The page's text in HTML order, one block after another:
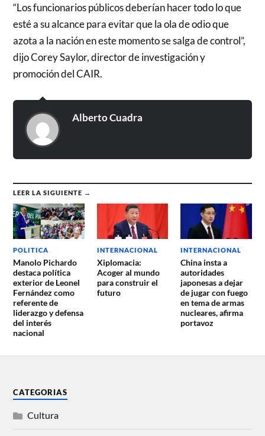
“Los funcionarios públicos deberían hacer todo lo que
esté a su alcance para evitar que la ola de odio que
azota a la nación en este momento se salga de control”,
dijo Corey Saylor, director de investigación y
promoción del CAIR.
Alberto Cuadra
LEER LA SIGUIENTE →
POLITICA
Manolo Pichardo
destaca política
exterior de Leonel
Fernández como
referente de
liderazgo y defensa
del interés
nacional
INTERNACIONAL
Xiplomacia:
Acoger al mundo
para construir el
futuro
INTERNACIONAL
China insta a
autoridades
japonesas a dejar
de jugar con fuego
en tema de armas
nucleares, afirma
portavoz
CATEGORIAS
Cultura